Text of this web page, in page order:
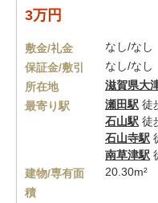
3万円
敷金/礼金
なし/なし
保証金/敷引
なし/なし
所在地
滋賀県大
最寄り駅
瀬田駅 徒
石山駅 徒
石山寺駅
南草津駅
建物/専有面
積
20.30m²